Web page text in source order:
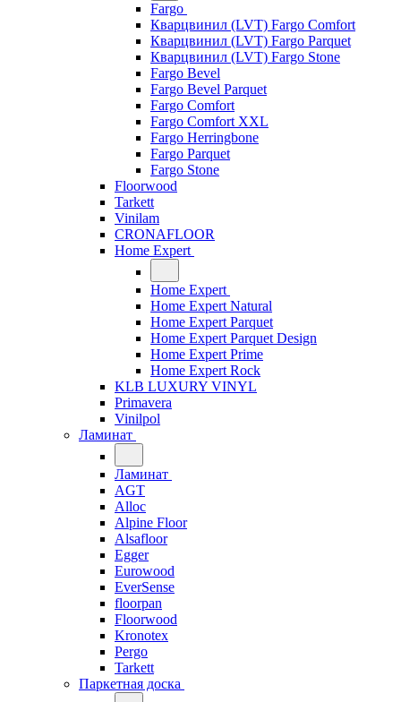
Fargo
Кварцвинил (LVT) Fargo Comfort
Кварцвинил (LVT) Fargo Parquet
Кварцвинил (LVT) Fargo Stone
Fargo Bevel
Fargo Bevel Parquet
Fargo Comfort
Fargo Comfort XXL
Fargo Herringbone
Fargo Parquet
Fargo Stone
Floorwood
Tarkett
Vinilam
CRONAFLOOR
Home Expert
Home Expert
Home Expert Natural
Home Expert Parquet
Home Expert Parquet Design
Home Expert Prime
Home Expert Rock
KLB LUXURY VINYL
Primavera
Vinilpol
Ламинат
Ламинат
AGT
Alloc
Alpine Floor
Alsafloor
Egger
Eurowood
EverSense
floorpan
Floorwood
Kronotex
Pergo
Tarkett
Паркетная доска